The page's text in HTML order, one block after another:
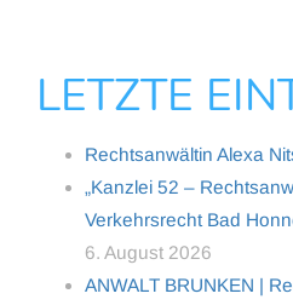
LETZTE
Rechtsanwältin Alexa
„Kanzlei 52 –
Verkehrsrecht Bad
6. August 2026
ANWALT BRUNKEN |